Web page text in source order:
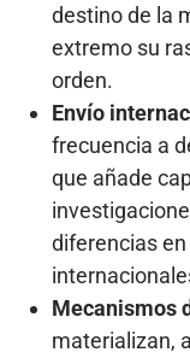
destino de la
extremo su
orden.
Envío
frecuencia a
que añade
diferencias
Mecanismos
materializan,